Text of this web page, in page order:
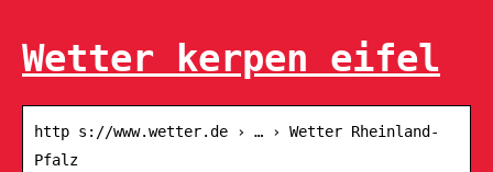
Wetter kerpen eifel
http s://www.wetter.de › … › Wetter Rheinland-
Pfalz